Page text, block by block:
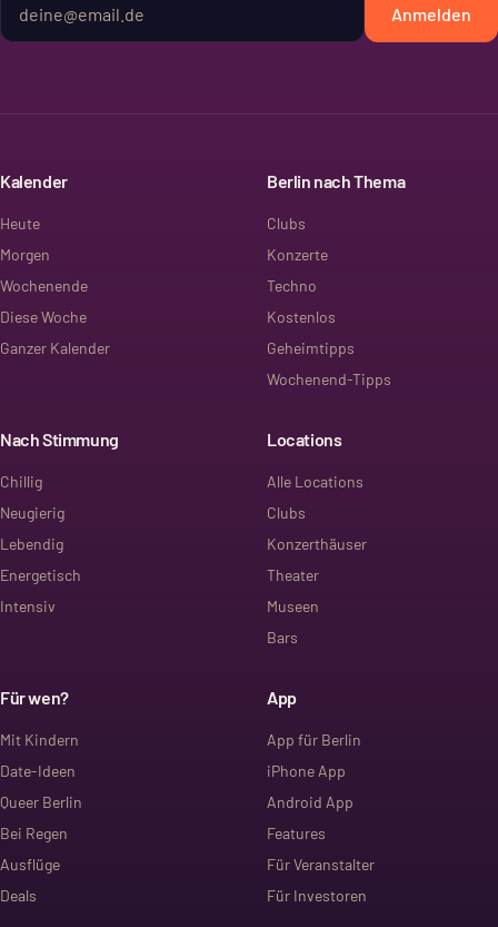
Anmelden
Kalender
Heute
Morgen
Wochenende
Diese Woche
Ganzer Kalender
Berlin nach Thema
Clubs
Konzerte
Techno
Kostenlos
Geheimtipps
Wochenend-Tipps
Nach Stimmung
Chillig
Neugierig
Lebendig
Energetisch
Intensiv
Locations
Alle Locations
Clubs
Konzerthäuser
Theater
Museen
Bars
Für wen?
Mit Kindern
Date-Ideen
Queer Berlin
Bei Regen
Ausflüge
Deals
App
App für Berlin
iPhone App
Android App
Features
Für Veranstalter
Für Investoren